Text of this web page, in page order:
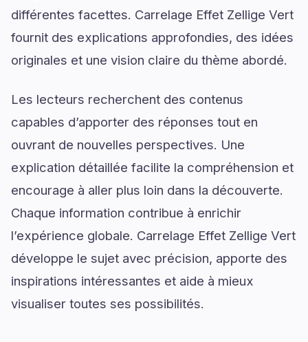
différentes facettes. Carrelage Effet Zellige Vert
fournit des explications approfondies, des idées
originales et une vision claire du thème abordé.
Les lecteurs recherchent des contenus
capables d’apporter des réponses tout en
ouvrant de nouvelles perspectives. Une
explication détaillée facilite la compréhension et
encourage à aller plus loin dans la découverte.
Chaque information contribue à enrichir
l’expérience globale. Carrelage Effet Zellige Vert
développe le sujet avec précision, apporte des
inspirations intéressantes et aide à mieux
visualiser toutes ses possibilités.